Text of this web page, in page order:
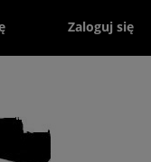
Zaloguj się